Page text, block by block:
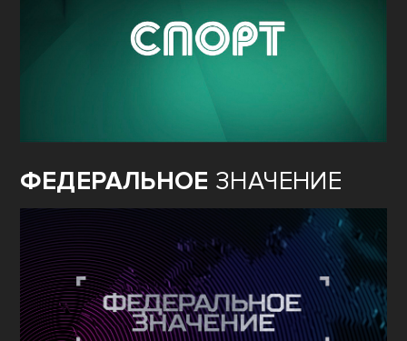
ФЕДЕРАЛЬНОЕ ЗНАЧЕНИЕ